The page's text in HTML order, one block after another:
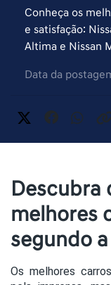
Conheça os
e satisfação:
Altima e Nissan
Data da
Descubra
melhores
segundo
Os melhores